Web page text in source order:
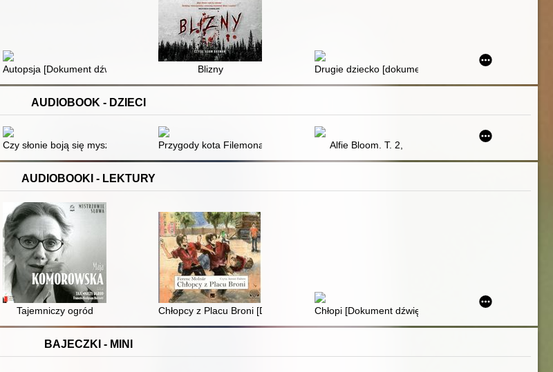
Autopsja [Dokument dźwiękowy] Blizny Drugie dziecko [dokument dźwiękowy]
AUDIOBOOK - DZIECI
dźwiękowy]
Czy słonie boją się myszy? : historyjki dla ciekawskich dzieciPrzygody kota Filemona [Dokument dźwiękowy]
Alfie Bloom. T. 2,
AUDIOBOOKI - LEKTURY
Tajemniczy ogród Chłopcy z Placu Broni [Dokument dźwiękowy]Chłopi [Dokument dźwiękowy]
BAJECZKI - MINI